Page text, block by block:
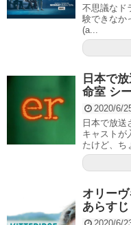
不思議なド
験できなか
(a...
日本で
命室 シ
2020/6/
日本で放送
キャストが
たけど、ち
オリー
あらす